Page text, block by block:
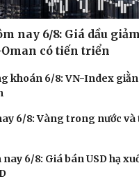
nay 6/8: Giá dầu
có tiến triển
khoán 6/8: VN-Index
6/8: Vàng trong nước và
nay 6/8: Giá bán USD hạ